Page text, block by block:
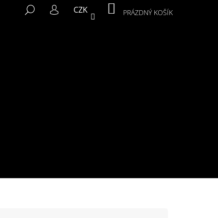
HLEDAT
PŘIHLÁŠENÍ
CZK NÁKUPNÍ
KOŠÍK
PRÁZDNÝ KOŠÍK
Následující
MURALS